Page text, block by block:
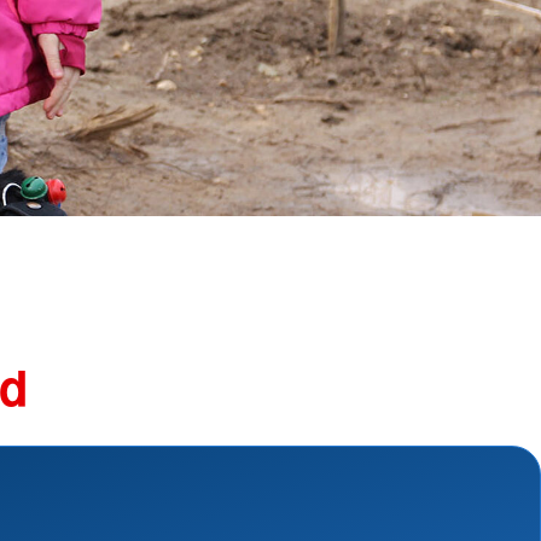
Perspektivberatung
Schutz und Rettung
Bergwacht
Betreuungsdienst
Blutspende
Kreisauskunftsbüro
Kriseninterventionsdienst
Rettungsdienst